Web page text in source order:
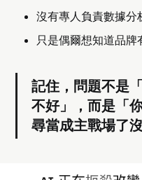
沒有專人負責數據分
只是偶爾想知道品牌
記住，問題不是
不好」，而是「
尋當成主戰場了沒